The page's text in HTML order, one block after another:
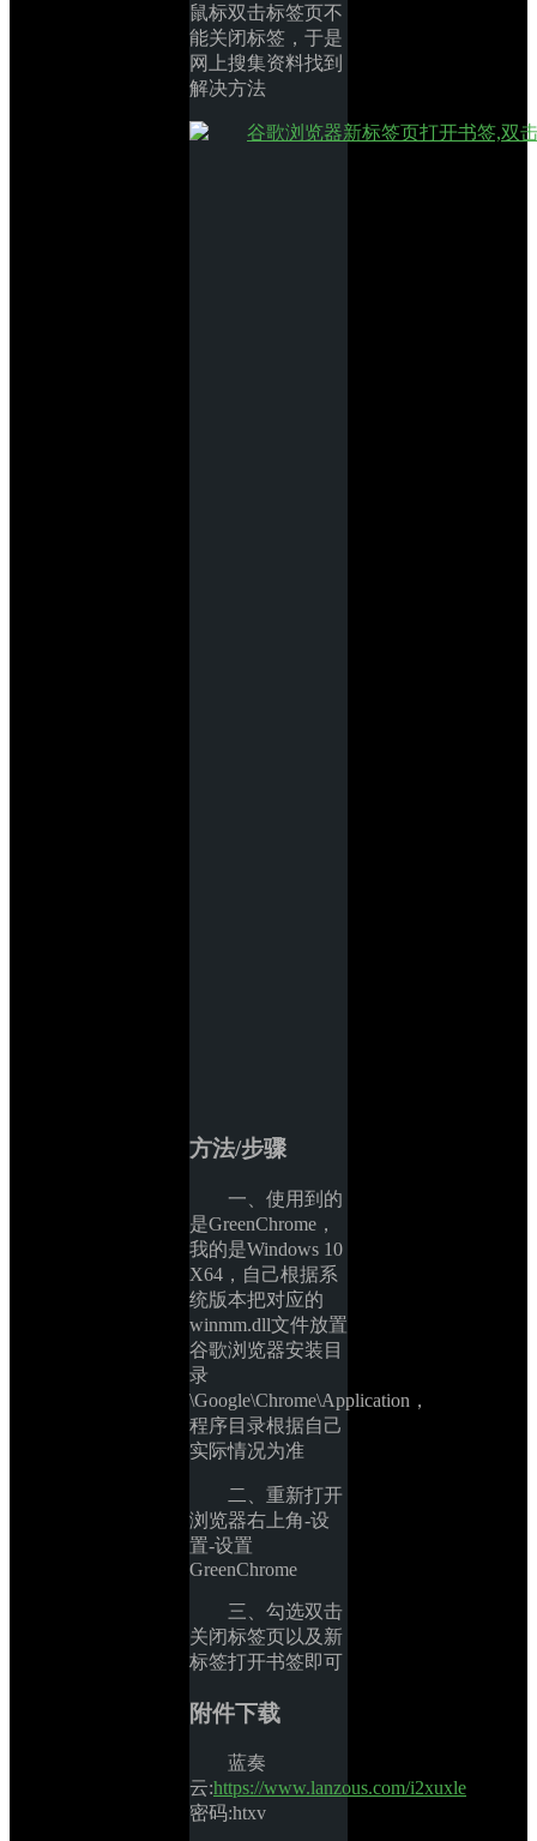
鼠标双击标签页不
能关闭标签，于是
网上搜集资料找到
解决方法
方法/步骤
一、使用到的
是GreenChrome，
我的是Windows 10
X64，自己根据系
统版本把对应的
winmm.dll文件放置
谷歌浏览器安装目
录
\Google\Chrome\Application，
程序目录根据自己
实际情况为准
二、重新打开
浏览器右上角-设
置-设置
GreenChrome
三、勾选双击
关闭标签页以及新
标签打开书签即可
附件下载
蓝奏
云:https://www.lanzous.com/i2xuxle
密码:htxv